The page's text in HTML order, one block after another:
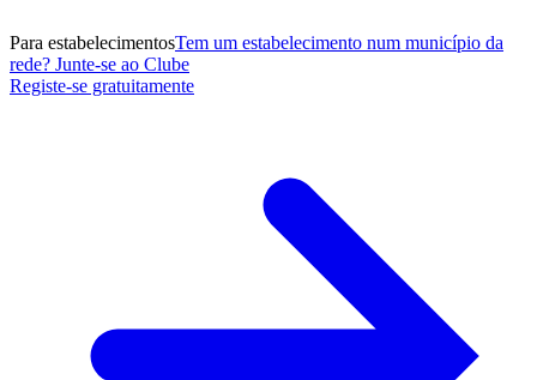
Para estabelecimentosTem um estabelecimento num município da
rede? Junte-se ao Clube
Registe-se gratuitamente